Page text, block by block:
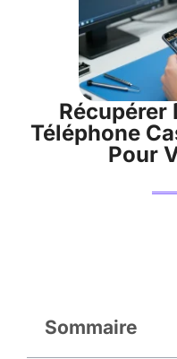
Récupérer
Téléphone
Pour
Sommaire